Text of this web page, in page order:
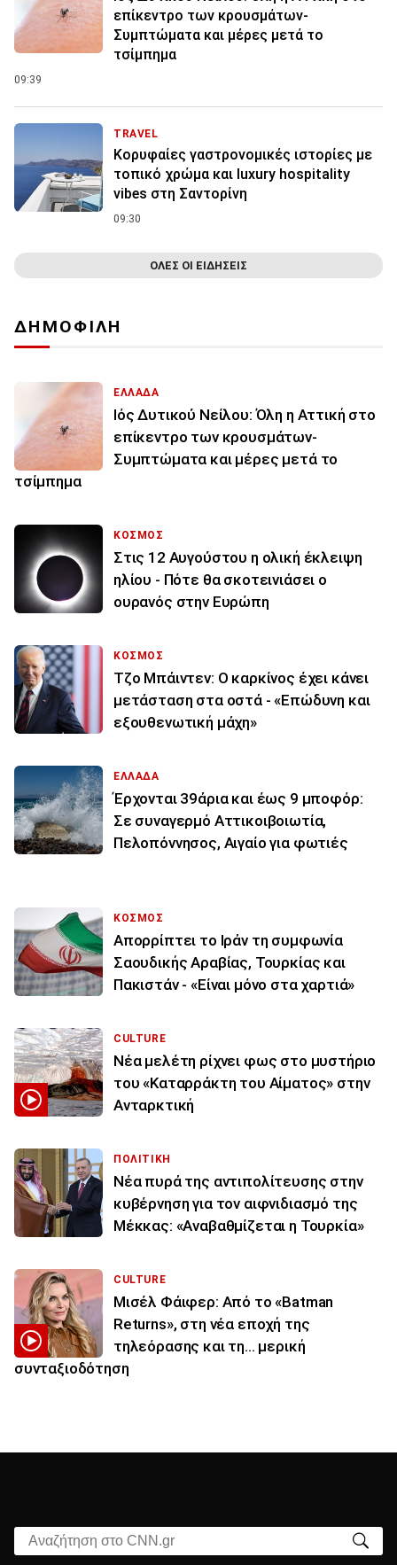
επίκεντρο των κρουσμάτων-
Συμπτώματα και μέρες μετά το
τσίμπημα
09:39
TRAVEL
Κορυφαίες γαστρονομικές ιστορίες με
τοπικό χρώμα και luxury hospitality
vibes στη Σαντορίνη
09:30
ΟΛΕΣ ΟΙ ΕΙΔΗΣΕΙΣ
ΔΗΜΟΦΙΛΗ
ΕΛΛΑΔΑ
Ιός Δυτικού Νείλου: Όλη η Αττική στο
επίκεντρο των κρουσμάτων-
Συμπτώματα και μέρες μετά το
τσίμπημα
ΚΟΣΜΟΣ
Στις 12 Αυγούστου η ολική έκλειψη
ηλίου - Πότε θα σκοτεινιάσει ο
ουρανός στην Ευρώπη
ΚΟΣΜΟΣ
Τζο Μπάιντεν: Ο καρκίνος έχει κάνει
μετάσταση στα οστά - «Επώδυνη και
εξουθενωτική μάχη»
ΕΛΛΑΔΑ
Έρχονται 39άρια και έως 9 μποφόρ:
Σε συναγερμό Αττικοιβοιωτία,
Πελοπόννησος, Αιγαίο για φωτιές
ΚΟΣΜΟΣ
Απορρίπτει το Ιράν τη συμφωνία
Σαουδικής Αραβίας, Τουρκίας και
Πακιστάν - «Είναι μόνο στα χαρτιά»
CULTURE
Νέα μελέτη ρίχνει φως στο μυστήριο
του «Καταρράκτη του Αίματος» στην
Ανταρκτική
ΠΟΛΙΤΙΚΗ
Νέα πυρά της αντιπολίτευσης στην
κυβέρνηση για τον αιφνιδιασμό της
Μέκκας: «Αναβαθμίζεται η Τουρκία»
CULTURE
Μισέλ Φάιφερ: Από το «Batman
Returns», στη νέα εποχή της
τηλεόρασης και τη... μερική
συνταξιοδότηση
Αναζήτηση στο CNN.gr